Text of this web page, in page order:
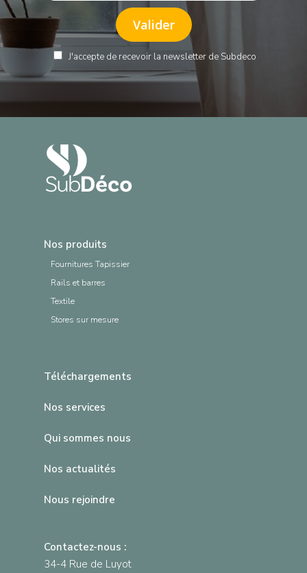
J'accepte de recevoir la newsletter de Subdeco
Nos produits
Fournitures Tapissier
Rails et barres
Textile
Stores sur mesure
Téléchargements
Nos services
Qui sommes nous
Nos actualités
Nous rejoindre
Contactez-nous :
34-4 Rue de Luyot